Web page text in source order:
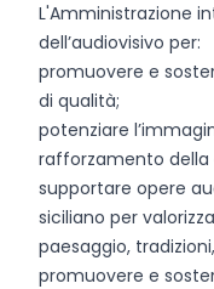
L'Amministrazione
dell’audiovisivo per:
promuovere e
di qualità;
potenziare
rafforzamento
supportare opere
siciliano per
paesaggio,
promuovere e